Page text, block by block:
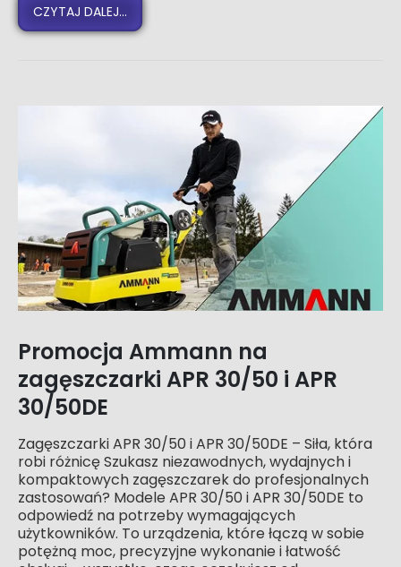
CZYTAJ DALEJ...
Promocja Ammann na
zagęszczarki APR 30/50 i APR
30/50DE
Zagęszczarki APR 30/50 i APR 30/50DE – Siła, która
robi różnicę Szukasz niezawodnych, wydajnych i
kompaktowych zagęszczarek do profesjonalnych
zastosowań? Modele APR 30/50 i APR 30/50DE to
odpowiedź na potrzeby wymagających
użytkowników. To urządzenia, które łączą w sobie
potężną moc, precyzyjne wykonanie i łatwość